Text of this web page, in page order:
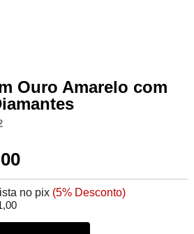
Ouro Amarelo com
no pix (5% Desconto)